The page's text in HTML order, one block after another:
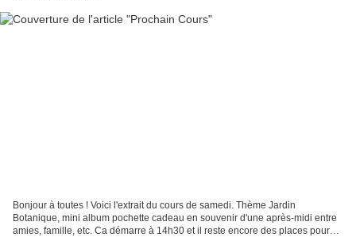
Bonjour à toutes ! Voici l'extrait du cours de samedi. Thème Jardin
Botanique, mini album pochette cadeau en souvenir d'une après-midi entre
amies, famille, etc. Ca démarre à 14h30 et il reste encore des places pour